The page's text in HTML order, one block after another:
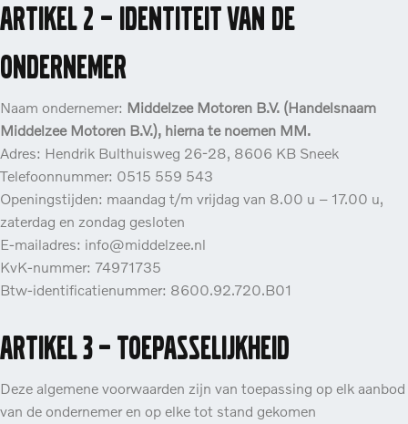
Artikel 2 – Identiteit van de
ondernemer
Naam ondernemer: Middelzee Motoren B.V. (Handelsnaam
Middelzee Motoren B.V.), hierna te noemen MM.
Adres: Hendrik Bulthuisweg 26-28, 8606 KB Sneek
Telefoonnummer: 0515 559 543
Openingstijden: maandag t/m vrijdag van 8.00 u – 17.00 u,
zaterdag en zondag gesloten
E-mailadres: info@middelzee.nl
KvK-nummer: 74971735
Btw-identificatienummer: 8600.92.720.B01
Artikel 3 – Toepasselijkheid
Deze algemene voorwaarden zijn van toepassing op elk aanbod
van de ondernemer en op elke tot stand gekomen